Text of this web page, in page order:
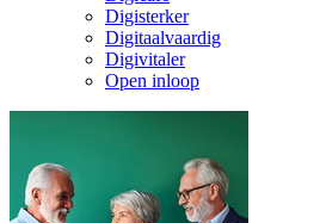
Digisterker
Digitaalvaardig
Digivitaler
Open inloop